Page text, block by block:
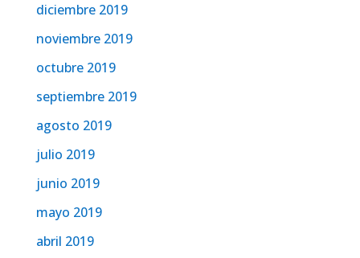
diciembre 2019
noviembre 2019
octubre 2019
septiembre 2019
agosto 2019
julio 2019
junio 2019
mayo 2019
abril 2019